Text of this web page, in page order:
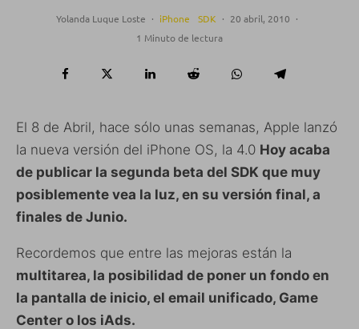
Yolanda Luque Loste · iPhone SDK · 20 abril, 2010 ·
1 Minuto de lectura
El 8 de Abril, hace sólo unas semanas, Apple lanzó
la nueva versión del iPhone OS, la 4.0 Hoy acaba
de publicar la segunda beta del SDK que muy
posiblemente vea la luz, en su versión final, a
finales de Junio.
Recordemos que entre las mejoras están la
multitarea, la posibilidad de poner un fondo en
la pantalla de inicio, el email unificado, Game
Center o los iAds.